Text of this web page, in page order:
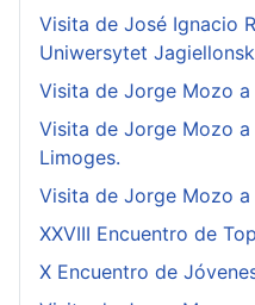
Visita de José Ignacio
Uniwersytet
Visita de Jorge Mozo
Visita de Jorge Mozo
Limoges.
Visita de Jorge Mozo a
XXVIII Encuentro de
X Encuentro de